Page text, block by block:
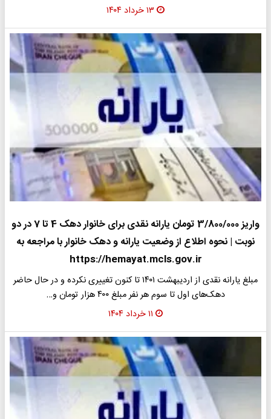
۱۳ خرداد ۱۴۰۴
واریز 3/800/000 تومان یارانه نقدی برای خانوار دهک 4 تا 7 در دو
نوبت | نحوه اطلاع از وضعیت یارانه و دهک خانوار با مراجعه به
https://hemayat.mcls.gov.ir
مبلغ یارانه نقدی از اردیبهشت ۱۴۰۱ تا کنون تغییری نکرده و در حال حاضر
دهک‌های اول تا سوم هر نفر مبلغ ۴۰۰ هزار تومان و…
۱۱ خرداد ۱۴۰۴